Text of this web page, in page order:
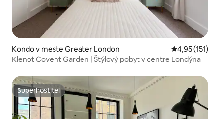
Kondo v meste Greater London Priemerné
4,95 (151)
Klenot Covent Garden | Štýlový pobyt v centre Londýna
Superhostiteľ
Superhostiteľ